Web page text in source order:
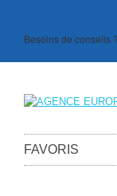
Besoins de conseils ?
FAVORIS